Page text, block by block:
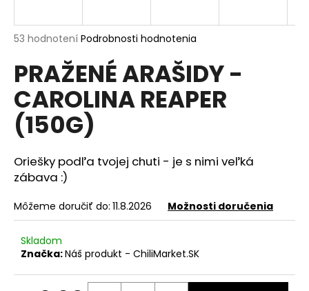
Priemerné
produktu
je
4,6
z
5
hviezdičiek.
53 hodnotení Podrobnosti hodnotenia
PRAŽENÉ ARAŠIDY -
CAROLINA REAPER
(150G)
Oriešky podľa tvojej chuti - je s nimi veľká
zábava :)
Môžeme doručiť do: 11.8.2026 Možnosti doručenia
Skladom
Značka:Náš produkt - ChiliMarket.SK
j
ť
?
HĽADAŤ
O
d
p
r